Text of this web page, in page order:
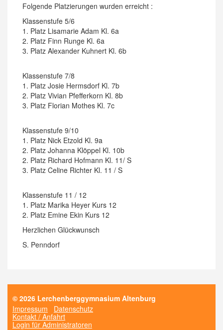
Folgende Platzierungen wurden erreicht :
Klassenstufe 5/6
1. Platz Lisamarie Adam Kl. 6a
2. Platz Finn Runge Kl. 6a
3. Platz Alexander Kuhnert Kl. 6b
Klassenstufe 7/8
1. Platz Josie Hermsdorf Kl. 7b
2. Platz Vivian Pfefferkorn Kl. 8b
3. Platz Florian Mothes Kl. 7c
Klassenstufe 9/10
1. Platz Nick Etzold Kl. 9a
2. Platz Johanna Klöppel Kl. 10b
2. Platz Richard Hofmann Kl. 11/ S
3. Platz Celine Richter Kl. 11 / S
Klassenstufe 11 / 12
1. Platz Marika Heyer Kurs 12
2. Platz Emine Ekin Kurs 12
Herzlichen Glückwunsch
S. Penndorf
© 2026 Lerchenberggymnasium Altenburg
Impressum
Datenschutz
Kontakt / Anfahrt
Login für Administratoren